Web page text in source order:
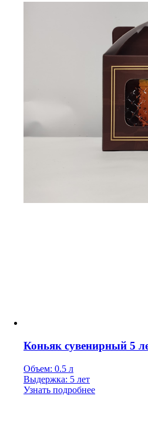
Коньяк сувенирный 5
Объем: 0.5 л
Выдержка: 5 лет
Узнать подробнее